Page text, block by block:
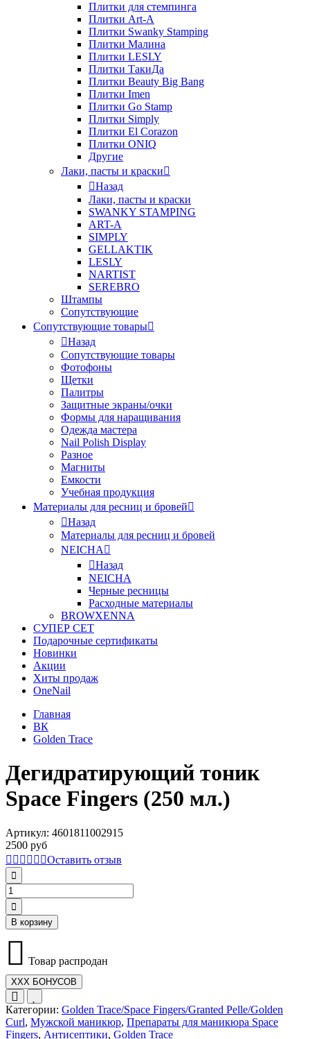
Плитки для стемпинга
Плитки Art-A
Плитки Swanky Stamping
Плитки Малина
Плитки LESLY
Плитки ТакиДа
Плитки Beauty Big Bang
Плитки Imen
Плитки Go Stamp
Плитки Simply
Плитки El Corazon
Плитки ONIQ
Другие
Лаки, пасты и краски
Назад
Лаки, пасты и краски
SWANKY STAMPING
ART-A
SIMPLY
GELLAKTIK
LESLY
NARTIST
SEREBRO
Штампы
Сопутствующие
Сопутствующие товары
Назад
Сопутствующие товары
Фотофоны
Щетки
Палитры
Защитные экраны/очки
Формы для наращивания
Одежда мастера
Nail Polish Display
Разное
Магниты
Емкости
Учебная продукция
Материалы для ресниц и бровей
Назад
Материалы для ресниц и бровей
NEICHA
Назад
NEICHA
Черные ресницы
Расходные материалы
BROWXENNA
СУПЕР СЕТ
Подарочные сертификаты
Новинки
Акции
Хиты продаж
OneNail
Главная
ВК
Golden Trace
Дегидратирующий тоник
Space Fingers (250 мл.)
Артикул: 4601811002915
2500 руб
Оставить отзыв
В корзину
Товар распродан
XXX БОНУСОВ
Категории: Golden Trace/Space Fingers/Granted Pelle/Golden
Curl, Мужской маникюр, Препараты для маникюра Space
Fingers, Антисептики, Golden Trace